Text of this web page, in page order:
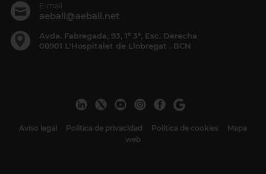
E-mail
aeball@aeball.net
Avda. Fabregada, 93, 1º 3ª, Esc. Derecha
08901 L'Hospitalet de Llobregat . BCN
Aviso legal Política de privacidad Política de cookies
Mapa
web